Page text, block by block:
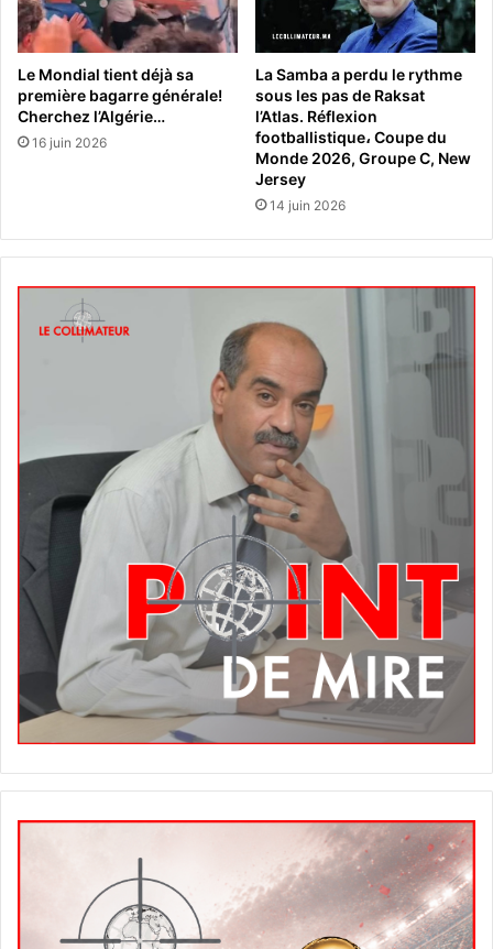
Le Mondial tient déjà sa
première bagarre générale!
Cherchez l’Algérie…
16 juin 2026
La Samba a perdu le rythme
sous les pas de Raksat
l’Atlas. Réflexion
footballistique، Coupe du
Monde 2026, Groupe C, New
Jersey
14 juin 2026